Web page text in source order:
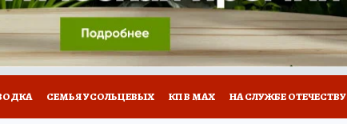
СЕМЬЯ УСОЛЬЦЕВЫХ КП В МАХ НА СЛУЖБЕ ОТЕЧЕСТВУ